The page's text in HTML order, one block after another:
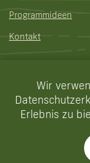
Programmideen
Kontakt
Wir
Erlebnis zu